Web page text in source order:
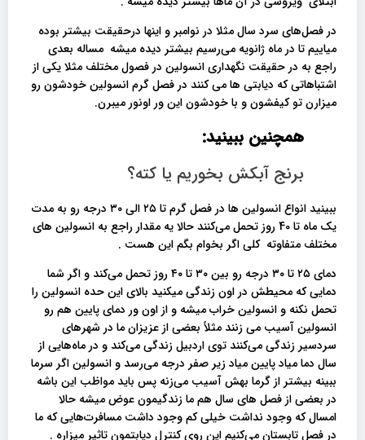
در فصل‌های سرد سال مثلا در نوامبر و اینها درحقیقت بیشتر بوده
میاییم تا در ماه ژانویه می‌رسیم بیشتر دیده میشه مساله بعدی
راجع به در حقیقت نگهداری انسولین در فصول مختلف مثلا یکی از
اشتباهاتی که دیابتی ها می کنند در فصل گرم انسولین خودشون رو
میزارن تو کیفشون و با خودشون این ور اونور میبرن.
همچنین ببینید:
برنج آبکش بخوریم یا کته؟
ببینید انواع انسولین ها در فصل گرم تا ۲۵ الی ۳۰ درجه رو به مدت
یک ماه تا 40 روز تحمل می‌کنند حالا یه مقدار راجع به انسولین های
مختلف متفاوته کلی اگر بخوام بگم این هست .
دمای ۲۵ تا ۳۰ درجه رو بین ۳۰ تا ۴۰ روز تحمل می‌کند و اگر شما
دمایی که محیطش در اون زندگی میکنید بالای این حده انسولین را
تحمل نکنه و انسولین خراب میشه و از اون ور دمای پایین هم رو
انسولین آسیب می زنند مثلاً بعضی از عزیزان ما در شهرهای
سردسیر زندگی می‌کنند توی اردبیل زندگی می‌کند و در ماه‌هایی از
سال دما میاد پایین میاد زیر صفر درجه می‌رسد و انسولین اگر سرما
ببینه بیشتر از گرما بهش آسیب می‌زنه پس باید مواظب این باشه
در بعضی از فصل های سال هم ما زندگیمون عوض میشه حالا
امسال که وجود نداشت خیلی کم وجود داشت مسافرت‌هایی که ما
در فصل تابستان می‌کنیم این روی کنترل دیابتمون تاثیر میزاره .